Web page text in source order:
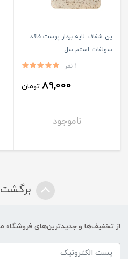
پن شفاف لایه بردار پوست فاقد
سولفات استم سل
1 نفر
89,000 تومان
ناموجود
برگشت
از تخفیف‌ها و جدیدترین‌های فروشگاه